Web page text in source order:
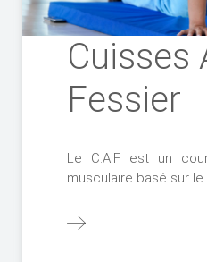
Cuisses
Fessier
Le C.A.F. est un
musculaire basé sur